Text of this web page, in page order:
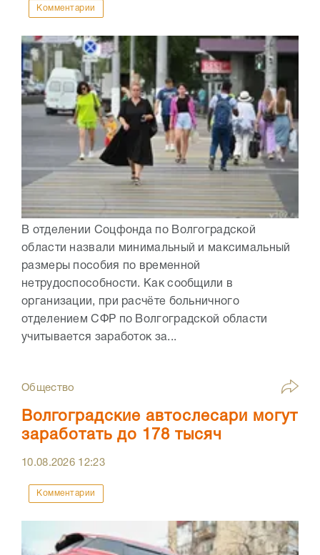
Комментарии
В отделении Соцфонда по Волгоградской
области назвали минимальный и максимальный
размеры пособия по временной
нетрудоспособности. Как сообщили в
организации, при расчёте больничного
отделением СФР по Волгоградской области
учитывается заработок за...
Общество
Волгоградские автослесари могут
заработать до 178 тысяч
10.08.2026 12:23
Комментарии